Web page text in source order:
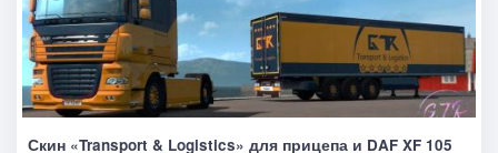
Скин «Transport & Logistics» для прицепа и DAF XF 105